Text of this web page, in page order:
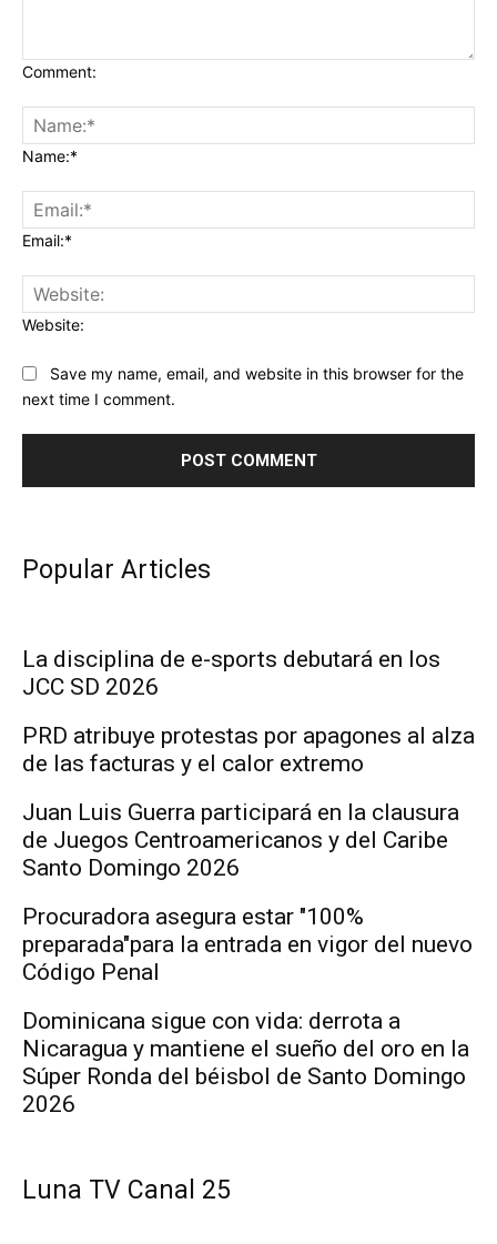
Comment:
Name:*
Email:*
Website:
Save my name, email, and website in this browser for the
next time I comment.
Popular Articles
La disciplina de e-sports debutará en los
JCC SD 2026
PRD atribuye protestas por apagones al alza
de las facturas y el calor extremo
Juan Luis Guerra participará en la clausura
de Juegos Centroamericanos y del Caribe
Santo Domingo 2026
Procuradora asegura estar "100%
preparada"para la entrada en vigor del nuevo
Código Penal
Dominicana sigue con vida: derrota a
Nicaragua y mantiene el sueño del oro en la
Súper Ronda del béisbol de Santo Domingo
2026
Luna TV Canal 25